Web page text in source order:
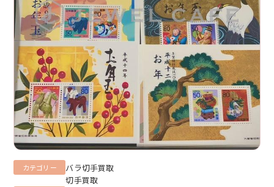
カテゴリー
バラ切手買取
切手買取